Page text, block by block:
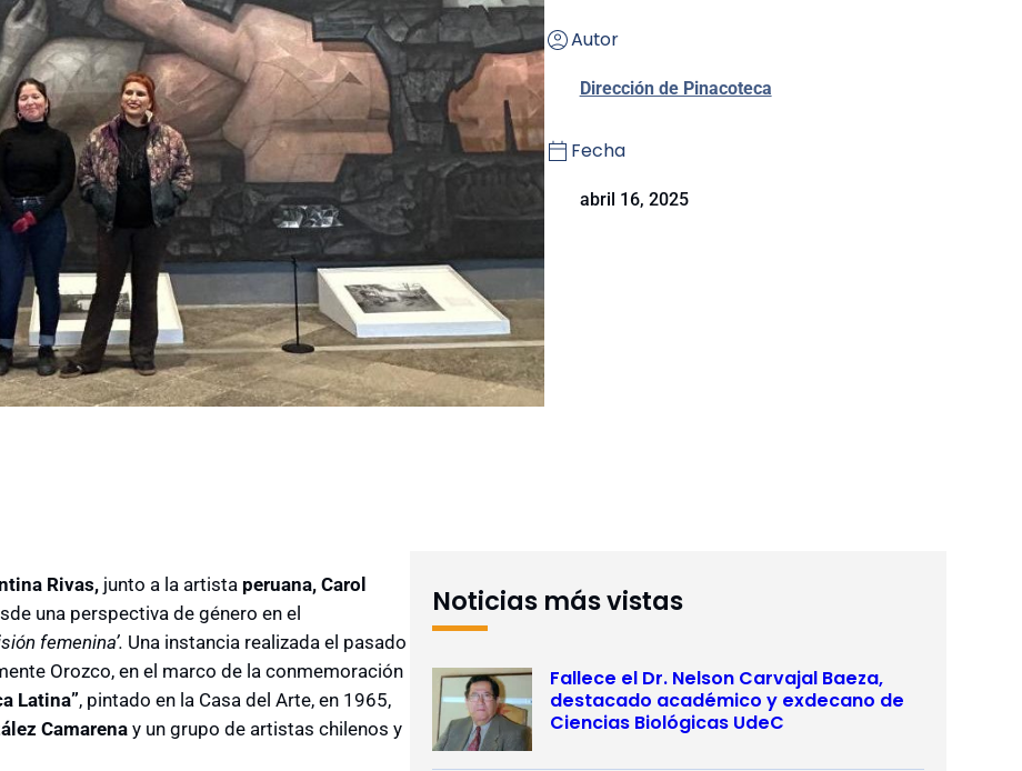
Autor
Dirección de Pinacoteca
Fecha
abril 16, 2025
Rivas, junto a la artista peruana, Carol
una perspectiva de género en el
femenina’. Una instancia realizada el pasado
Orozco, en el marco de la conmemoración
Latina”, pintado en la Casa del Arte, en 1965,
Camarena y un grupo de artistas chilenos y
Noticias más vistas
Fallece el Dr. Nelson Carvajal Baeza,
destacado académico y exdecano de
Ciencias Biológicas UdeC